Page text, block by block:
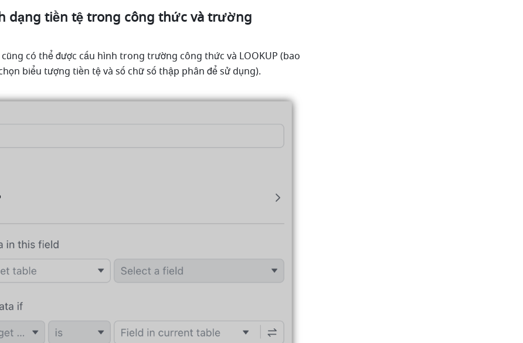
dạng tiền tệ trong công thức và trường
có thể được cấu hình trong trường công thức và LOOKUP (bao
biểu tượng tiền tệ và số chữ số thập phân để sử dụng).